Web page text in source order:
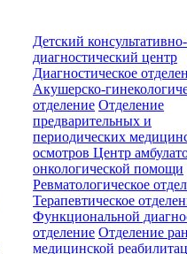
Детский консультативно-
диагностический центр
Диагностическое
Акушерско-
отделение Отделение
предварительных и
периодических
осмотровЦентр
онкологической помощи
Ревматологическое
Терапевтическое
Функциональной
отделение Отделение
медицинской